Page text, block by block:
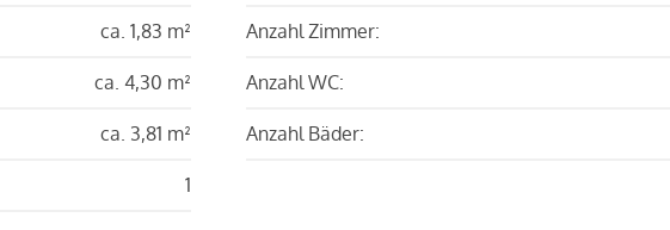
ca. 1,83 m²
ca. 4,30 m²
ca. 3,81 m²
1
Anzahl Zimmer:
Anzahl WC:
Anzahl Bäder: